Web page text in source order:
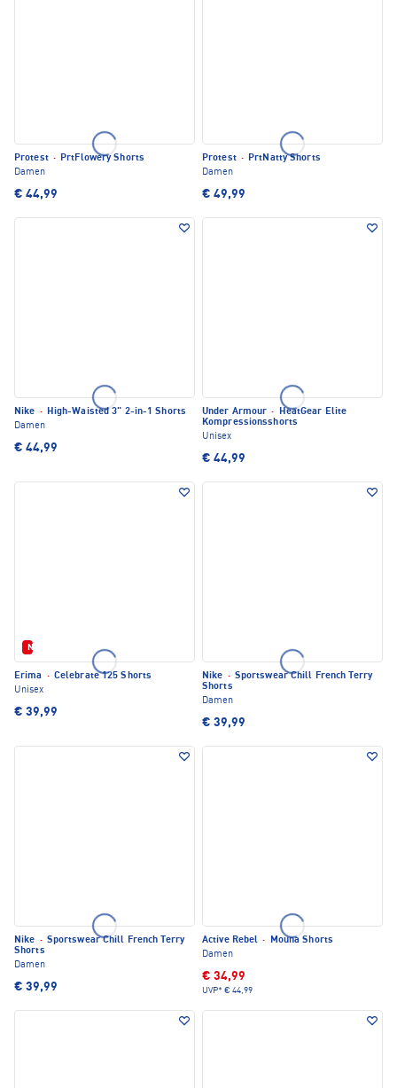
Protest · PrtFlowery Shorts
Damen
€ 44,99
Protest · PrtNatty Shorts
Damen
€ 49,99
Nike · High-Waisted 3" 2-in-1 Shorts
Damen
€ 44,99
Under Armour ·
HeatGear Elite
Kompressionsshorts
Unisex
€ 44,99
Neu
Erima · Celebrate 125 Shorts
Unisex
€ 39,99
Nike · Sportswear Chill French Terry
Shorts
Damen
€ 39,99
Nike · Sportswear Chill French Terry
Shorts
Damen
€ 39,99
Active Rebel ·
Mouna Shorts
Damen
€ 34,99
UVP* € 44,99